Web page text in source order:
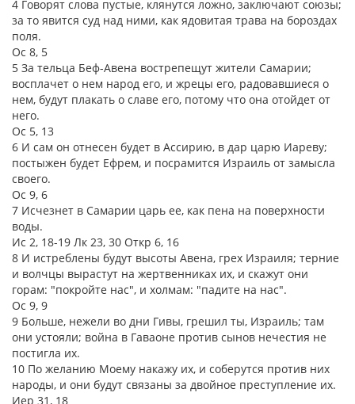
4 Говорят слова пустые, клянутся ложно, заключают союзы;
за то явится суд над ними, как ядовитая трава на бороздах
поля.
Ос 8, 5
5 За тельца Беф-Авена вострепещут жители Самарии;
восплачет о нем народ его, и жрецы его, радовавшиеся о
нем, будут плакать о славе его, потому что она отойдет от
него.
Ос 5, 13
6 И сам он отнесен будет в Ассирию, в дар царю Иареву;
постыжен будет Ефрем, и посрамится Израиль от замысла
своего.
Ос 9, 6
7 Исчезнет в Самарии царь ее, как пена на поверхности
воды.
Ис 2, 18-19 Лк 23, 30 Откр 6, 16
8 И истреблены будут высоты Авена, грех Израиля; терние
и волчцы вырастут на жертвенниках их, и скажут они
горам: "покройте нас", и холмам: "падите на нас".
Ос 9, 9
9 Больше, нежели во дни Гивы, грешил ты, Израиль; там
они устояли; война в Гаваоне против сынов нечестия не
постигла их.
10 По желанию Моему накажу их, и соберутся против них
народы, и они будут связаны за двойное преступление их.
Иер 31, 18